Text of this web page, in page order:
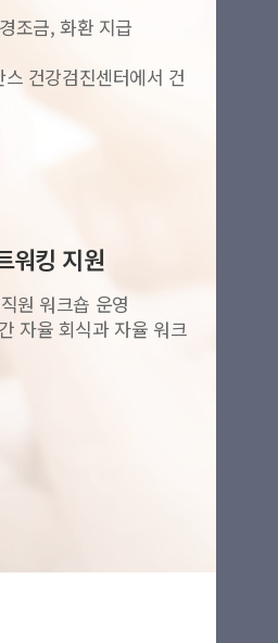
조금, 화환 지급
건강검진센터에서 건
워킹 지원
원 워크숍 운영
자율 회식과 자율 워크